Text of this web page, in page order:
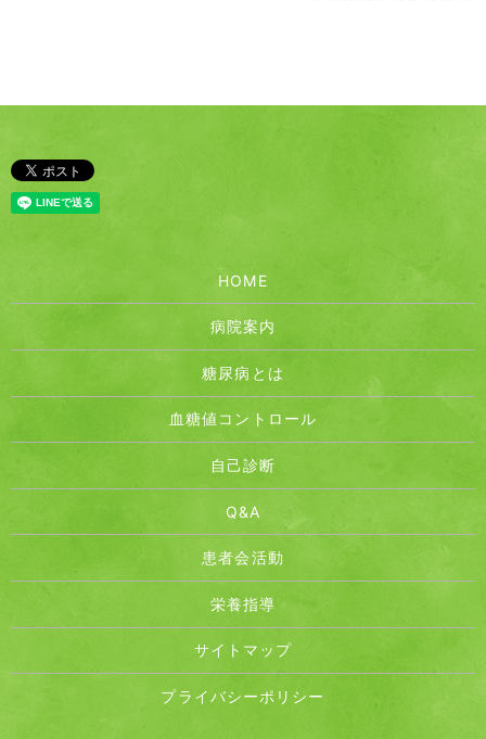
HOME
病院案内
糖尿病とは
血糖値コントロール
自己診断
Q&A
患者会活動
栄養指導
サイトマップ
プライバシーポリシー